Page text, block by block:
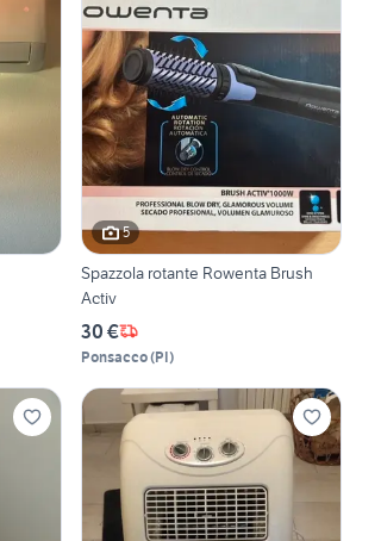
5
Spazzola rotante Rowenta Brush
Activ
30 €
Ponsacco(PI)